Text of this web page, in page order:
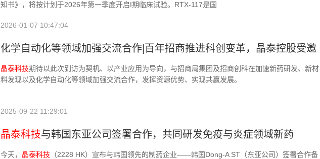
知书》，将按计划于2026年第一季度开启I期临床试验。RTX-117是国
2026-01-07 10:47:04
化学自动化等领域加强交流合作|百年招商推进科创变革，晶泰控股受邀
晶泰科技期待以此次到访为契机、以产业应用为导向，与招商局集团及招商创科在加速新药研发、新材
料发现以及化学自动化等领域加强交流合作，发挥资源优势、实现共赢发展。
2025-09-22 11:29:01
晶泰科技与韩国东亚公司签署合作，共同研发免疫与炎症领域新药
今天， 晶泰科技 （2228 HK）宣布与韩国领先的制药企业——韩国Dong-A ST（东亚公司）签署合作备